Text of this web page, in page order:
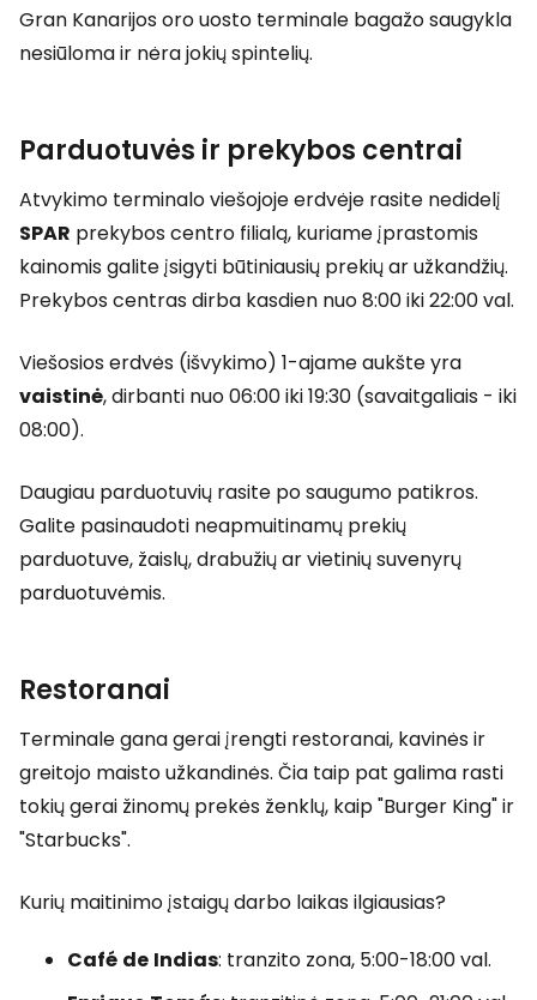
Gran Kanarijos oro uosto terminale bagažo saugykla
nesiūloma ir nėra jokių spintelių.
Parduotuvės ir prekybos centrai
Atvykimo terminalo viešojoje erdvėje rasite nedidelį
SPAR prekybos centro filialą, kuriame įprastomis
kainomis galite įsigyti būtiniausių prekių ar užkandžių.
Prekybos centras dirba kasdien nuo 8:00 iki 22:00 val.
Viešosios erdvės (išvykimo) 1-ajame aukšte yra
vaistinė, dirbanti nuo 06:00 iki 19:30 (savaitgaliais - iki
08:00).
Daugiau parduotuvių rasite po saugumo patikros.
Galite pasinaudoti neapmuitinamų prekių
parduotuve, žaislų, drabužių ar vietinių suvenyrų
parduotuvėmis.
Restoranai
Terminale gana gerai įrengti restoranai, kavinės ir
greitojo maisto užkandinės. Čia taip pat galima rasti
tokių gerai žinomų prekės ženklų, kaip "Burger King" ir
"Starbucks".
Kurių maitinimo įstaigų darbo laikas ilgiausias?
Café de Indias: tranzito zona, 5:00-18:00 val.